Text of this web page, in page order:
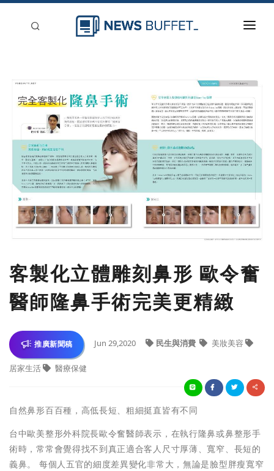
新聞稿分類
登入
刊登
客製化立體雕刻鼻形 歐令奮
醫師隆鼻手術完美更精緻
推廣新聞稿 Jun 29,2020 民生與消費 美妝美容
居家生活 醫療保健
自然鼻形百百種，高低長短、粗細挺直皆有不同
台中歐美整形外科院長歐令奮醫師表示，在執行隆鼻或鼻整形手
術時，常常會覺得找不到真正適合客人尺寸厚薄、寬窄、長短的
義鼻。 每個人五官的細度差異變化非常大，無論是臉型胖瘦寬窄